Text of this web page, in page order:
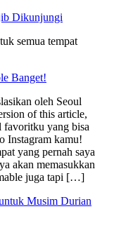
Dikunjungi
semua tempat
Banget!
oleh Seoul
of this article,
favoritku yang bisa
Instagram kamu!
yang pernah saya
akan memasukkan
juga tapi […]
Musim Durian